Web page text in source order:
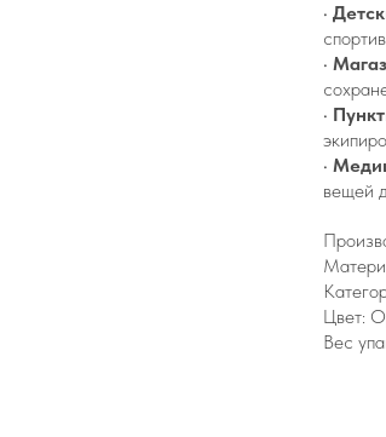
•
•
•
•
вещей
Цвет:
Вес